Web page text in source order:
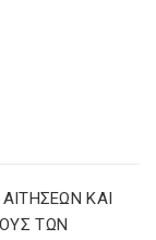
ΚΑΙ
ΤΩΝ